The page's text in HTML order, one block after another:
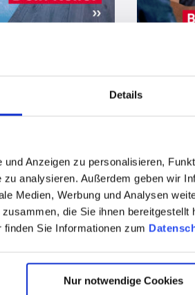
Details
Anzeigen zu personalisieren,
analysieren. Außerdem geben wir
Medien, Werbung und Analysen
die Sie ihnen
Sie Informationen zum
Nur notwendige Cookies
Bodenplatte